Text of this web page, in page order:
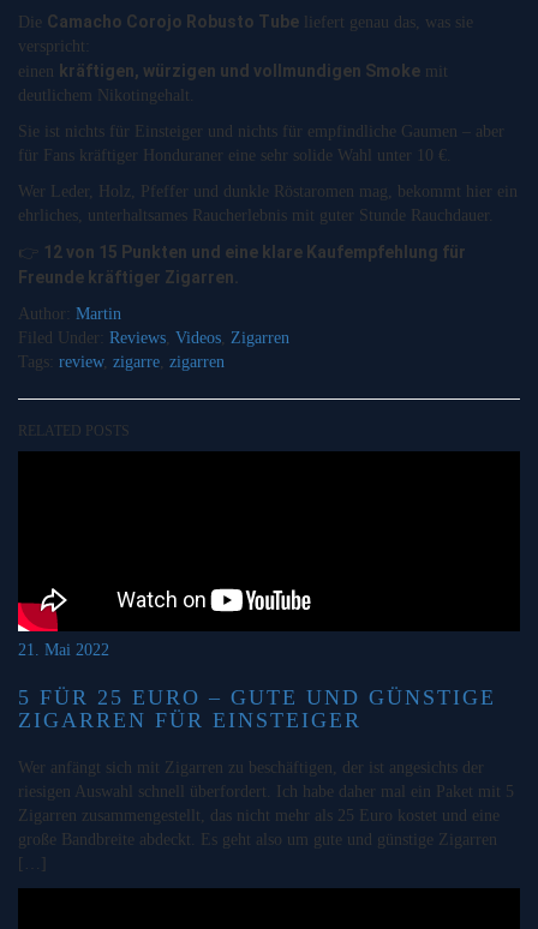
Die Camacho Corojo Robusto Tube liefert genau das, was sie
verspricht:
einen kräftigen, würzigen und vollmundigen Smoke mit
deutlichem Nikotingehalt.
Sie ist nichts für Einsteiger und nichts für empfindliche Gaumen – aber
für Fans kräftiger Honduraner eine sehr solide Wahl unter 10 €.
Wer Leder, Holz, Pfeffer und dunkle Röstaromen mag, bekommt hier ein
ehrliches, unterhaltsames Raucherlebnis mit guter Stunde Rauchdauer.
👉 12 von 15 Punkten und eine klare Kaufempfehlung für
Freunde kräftiger Zigarren.
Author: Martin
Filed Under: Reviews Videos Zigarren
Tags: review, zigarre zigarren
RELATED POSTS
21. Mai 2022
5 FÜR 25 EURO – GUTE UND GÜNSTIGE
ZIGARREN FÜR EINSTEIGER
Wer anfängt sich mit Zigarren zu beschäftigen, der ist angesichts der
riesigen Auswahl schnell überfordert. Ich habe daher mal ein Paket mit 5
Zigarren zusammengestellt, das nicht mehr als 25 Euro kostet und eine
große Bandbreite abdeckt. Es geht also um gute und günstige Zigarren